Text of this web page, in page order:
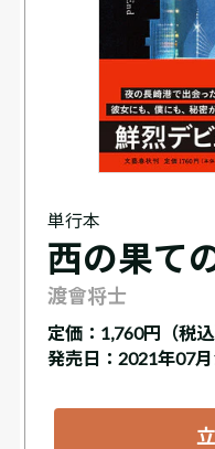
単行本
西の果て
渡會将士
定価： 1,760円（税込
発売日：2021年07